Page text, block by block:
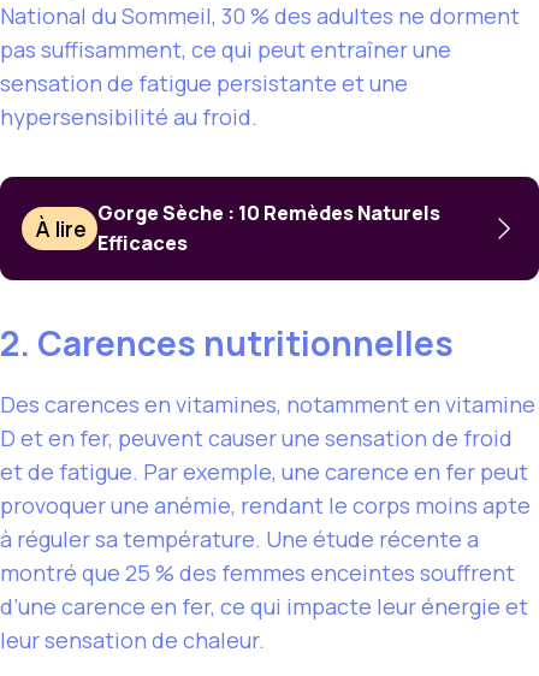
National du Sommeil, 30 % des adultes ne dorment
pas suffisamment, ce qui peut entraîner une
sensation de fatigue persistante et une
hypersensibilité au froid.
À lire
Gorge Sèche : 10 Remèdes Naturels
Efficaces
2. Carences nutritionnelles
Des carences en vitamines, notamment en vitamine
D et en fer, peuvent causer une sensation de froid
et de fatigue. Par exemple, une carence en fer peut
provoquer une anémie, rendant le corps moins apte
à réguler sa température. Une étude récente a
montré que 25 % des femmes enceintes souffrent
d’une carence en fer, ce qui impacte leur énergie et
leur sensation de chaleur.